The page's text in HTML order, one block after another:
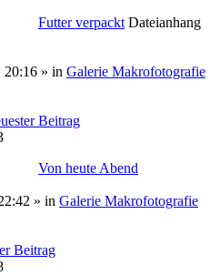
Futter verpackt Dateianhang
20:16 » in Galerie Makrofotografie
Beitrag
Von heute Abend
» in Galerie Makrofotografie
Beitrag